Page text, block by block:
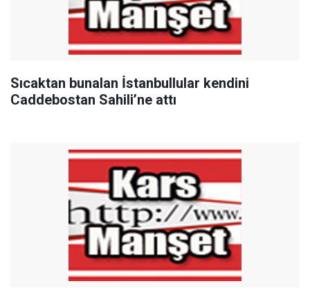
Sıcaktan bunalan İstanbullular kendini
Caddebostan Sahili’ne attı